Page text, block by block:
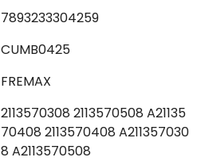
7893233304259
CUMB0425
FREMAX
2113570308 2113570508 A21135
70408 2113570408 A211357030
8 A2113570508